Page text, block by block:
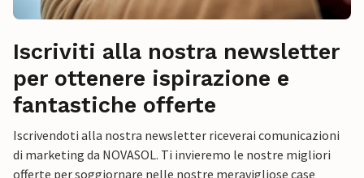
Iscriviti alla nostra newsletter
per ottenere ispirazione e
fantastiche offerte
Iscrivendoti alla nostra newsletter riceverai comunicazioni
di marketing da NOVASOL. Ti invieremo le nostre migliori
offerte per soggiornare nelle nostre meravigliose case